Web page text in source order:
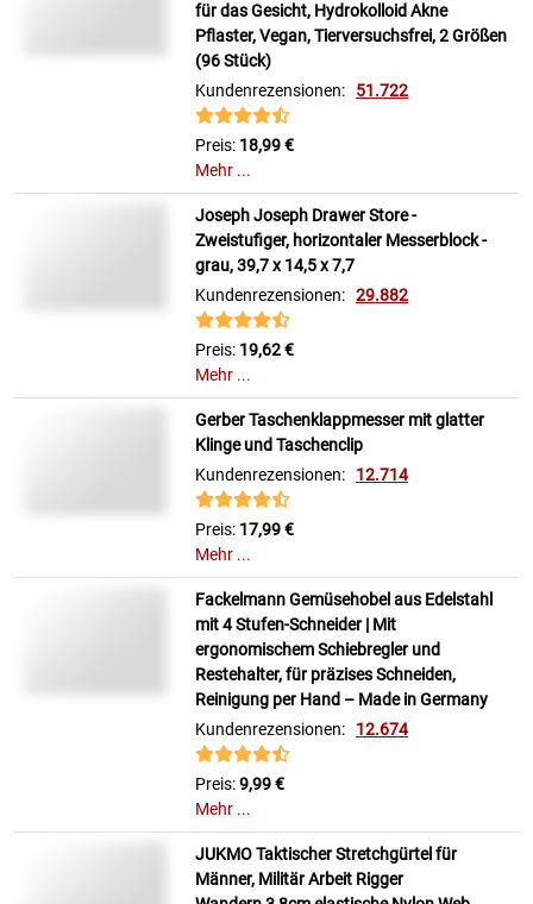
für das Gesicht, Hydrokolloid Akne
Pflaster, Vegan, Tierversuchsfrei, 2 Größen
(96 Stück)
Kundenrezensionen: 51.722
Preis: 18,99 €
Mehr ...
Joseph Joseph Drawer Store -
Zweistufiger, horizontaler Messerblock -
grau, 39,7 x 14,5 x 7,7
Kundenrezensionen: 29.882
Preis: 19,62 €
Mehr ...
Gerber Taschenklappmesser mit glatter
Klinge und Taschenclip
Kundenrezensionen: 12.714
Preis: 17,99 €
Mehr ...
Fackelmann Gemüsehobel aus Edelstahl
mit 4 Stufen-Schneider | Mit
ergonomischem Schiebregler und
Restehalter, für präzises Schneiden,
Reinigung per Hand – Made in Germany
Kundenrezensionen: 12.674
Preis:9,99 €
Mehr ...
JUKMO Taktischer Stretchgürtel für
Männer, Militär Arbeit Rigger